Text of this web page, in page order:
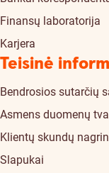
Finansų laboratorija
Karjera
Teisinė
Bendrosios sutarčių
Asmens duomenų
Klientų skundų
Slapukai